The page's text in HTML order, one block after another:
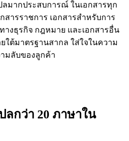
มากประสบการณ์ ในเอกสารทุก
สารราชการ เอกสารสำหรับการ
างธุรกิจ กฎหมาย และเอกสารอื่น
ใต้มาตรฐานสากล ใส่ใจในความ
ามลับของลูกค้า
ลกว่า 20 ภาษาใน